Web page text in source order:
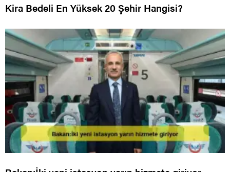
Kira Bedeli En Yüksek 20 Şehir Hangisi?